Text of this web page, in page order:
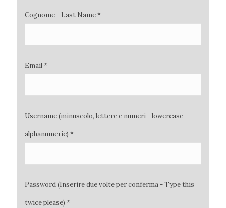
Cognome - Last Name *
Email *
Username (minuscolo, lettere e numeri - lowercase
alphanumeric) *
Password (Inserire due volte per conferma - Type this
twice please) *